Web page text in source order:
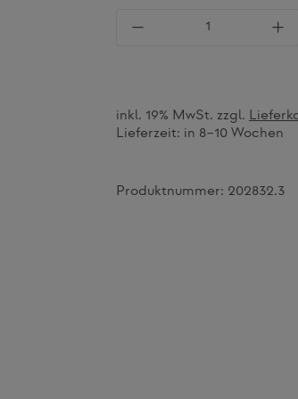
Produkt Anzahl:
inkl. 19% MwSt. zzgl.
Lieferzeit: in 8–10 Wochen
Produktnummer: 202832.3